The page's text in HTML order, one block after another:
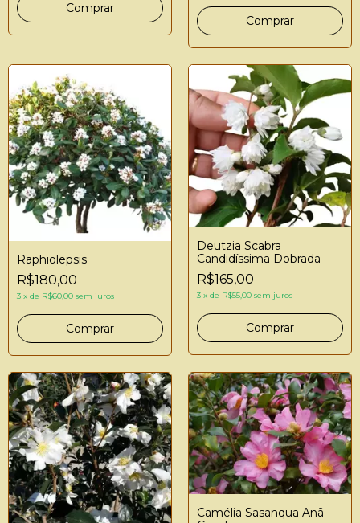
Raphiolepsis
R$180,00
3 x de R$60,00 sem juros
Deutzia Scabra
Candidíssima Dobrada
R$165,00
3 x de R$55,00 sem juros
Camélia Sasanqua Anã